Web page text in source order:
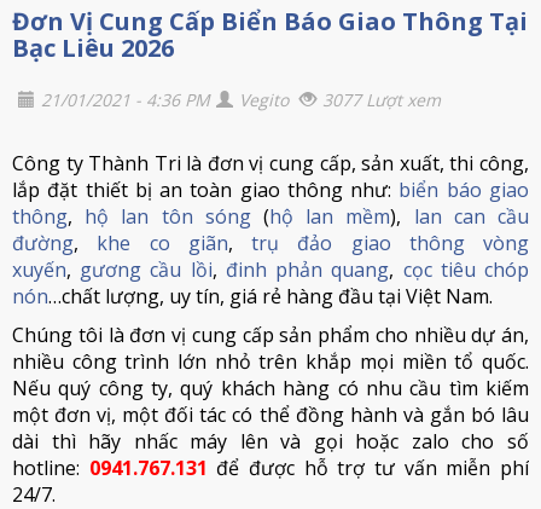
Đơn Vị Cung Cấp Biển Báo Giao Thông Tại
Bạc Liêu 2026
21/01/2021 - 4:36 PM Vegito 3077 Lượt xem
Công ty Thành Tri là đơn vị cung cấp, sản xuất, thi công,
lắp đặt thiết bị an toàn giao thông như: biển báo giao
thông, hộ lan tôn sóng(hộ lan mềm), lan can cầu
đường, khe co giãn, trụ đảo giao thông vòng
xuyến, gương cầu lồi, đinh phản quang, cọc tiêu chóp
nón…chất lượng, uy tín, giá rẻ hàng đầu tại Việt Nam.
Chúng tôi là đơn vị cung cấp sản phẩm cho nhiều dự án,
nhiều công trình lớn nhỏ trên khắp mọi miền tổ quốc.
Nếu quý công ty, quý khách hàng có nhu cầu tìm kiếm
một đơn vị, một đối tác có thể đồng hành và gắn bó lâu
dài thì hãy nhấc máy lên và gọi hoặc zalo cho số
hotline: 0941.767.131 để được hỗ trợ tư vấn miễn phí
24/7.